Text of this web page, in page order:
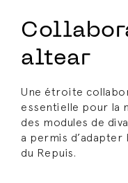
altear
Une étroite
essentielle pour la
des modules de
a permis d’adapter
du Repuis.